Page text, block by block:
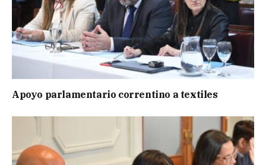
Apoyo parlamentario correntino a textiles